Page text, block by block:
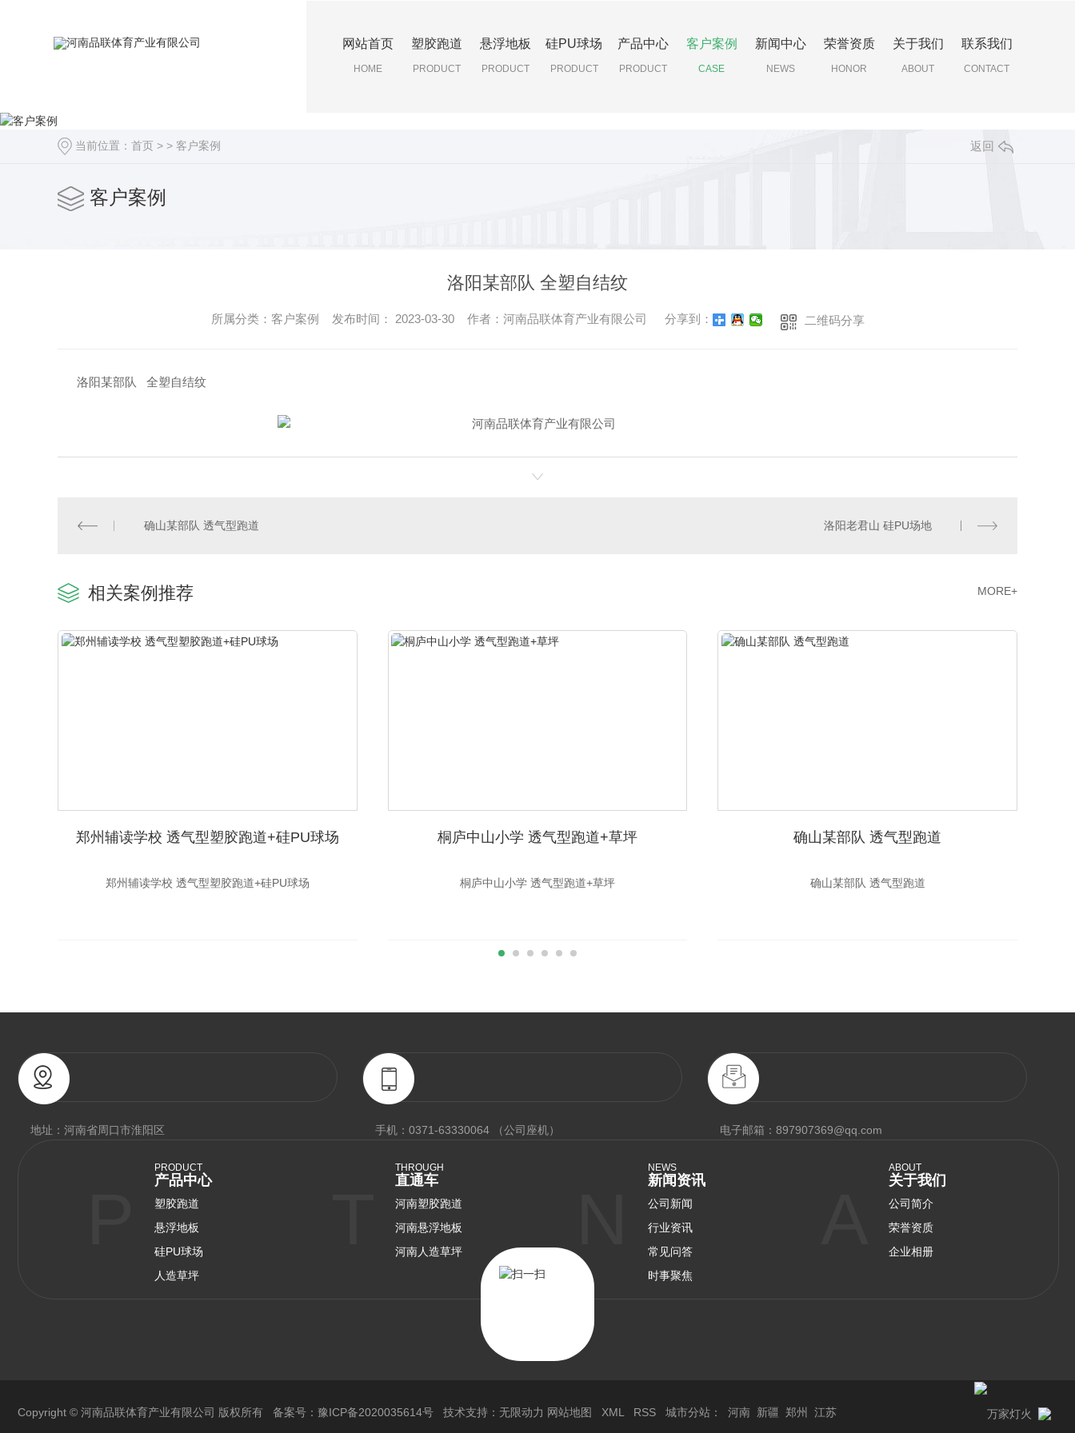
网站首页
HOME
塑胶跑道
PRODUCT
悬浮地板
PRODUCT
硅PU球场
PRODUCT
产品中心
PRODUCT
客户案例
CASE
新闻中心
NEWS
荣誉资质
HONOR
关于我们
ABOUT
联系我们
CONTACT
当前位置： 首页 > > 客户案例 返回
客户案例
洛阳某部队 全塑自结纹
所属分类：客户案例 发布时间： 2023-03-30 作者：河南品联体育产业有限公司 分享到： 二维码分享
洛阳某部队 全塑自结纹
确山某部队 透气型跑道 洛阳老君山 硅PU场地
相关案例推荐 MORE+
郑州辅读学校 透气型塑胶跑道+硅PU球场
郑州辅读学校 透气型塑胶跑道+硅PU球场
桐庐中山小学 透气型跑道+草坪
桐庐中山小学 透气型跑道+草坪
确山某部队 透气型跑道
确山某部队 透气型跑道
地址：河南省周口市淮阳区 手机：0371-63330064 （公司座机） 电子邮箱：897907369@qq.com
PRODUCT
产品中心
塑胶跑道
悬浮地板
硅PU球场
人造草坪
THROUGH
直通车
河南塑胶跑道
河南悬浮地板
河南人造草坪
NEWS
新闻资讯
公司新闻
行业资讯
常见问答
时事聚焦
ABOUT
关于我们
公司简介
荣誉资质
企业相册
Copyright © 河南品联体育产业有限公司 版权所有 备案号： 豫ICP备2020035614号 技术支持： 无限动力 网站地图 XML RSS 城市分站 ： 河南 新疆 郑州 江苏